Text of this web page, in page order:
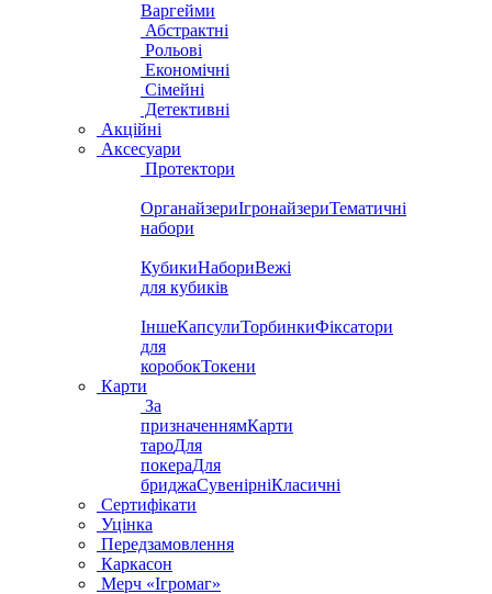
Варгейми
Абстрактні
Рольові
Економічні
Сімейні
Детективні
Акційні
Аксесуари
Протектори
ОрганайзериІгронайзериТематичні
набори
КубикиНабориВежі
для кубиків
ІншеКапсулиТорбинкиФіксатори
для
коробокТокени
Карти
За
призначеннямКарти
тароДля
покераДля
бриджаСувенірніКласичні
Сертифікати
Уцінка
Передзамовлення
Каркасон
Мерч «Ігромаг»